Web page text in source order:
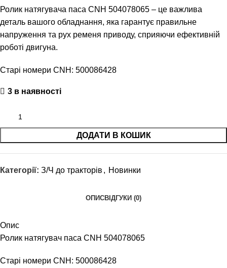
Ролик натягувача паса CNH 504078065 – це важлива
деталь вашого обладнання, яка гарантує правильне
напруження та рух ременя приводу, сприяючи ефективній
роботі двигуна.
Старі номери CNH: 500086428
3 в наявності
ДОДАТИ В КОШИК
Категорії: З/Ч до тракторів , Новинки
ОПИСВІДГУКИ (0)
Опис
Ролик натягувач паса CNH 504078065
Старі номери CNH: 500086428